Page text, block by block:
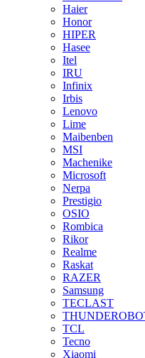
Haier
Honor
HIPER
Hasee
Itel
IRU
Infinix
Irbis
Lenovo
Lime
Maibenben
MSI
Machenike
Microsoft
Nerpa
Prestigio
OSIO
Rombica
Rikor
Realme
Raskat
RAZER
Samsung
TECLAST
TCL
Tecno
Xiaomi